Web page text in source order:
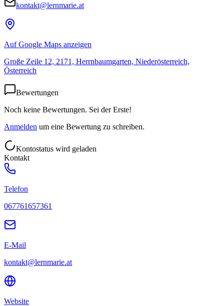
kontakt@lernmarie.at
Auf Google Maps anzeigen
Große Zeile 12, 2171, Herrnbaumgarten, Niederösterreich,
Österreich
Bewertungen
Noch keine Bewertungen. Sei der Erste!
Anmelden um eine Bewertung zu schreiben.
Kontostatus wird geladen
Kontakt
Telefon
067761657361
E-Mail
kontakt@lernmarie.at
Website